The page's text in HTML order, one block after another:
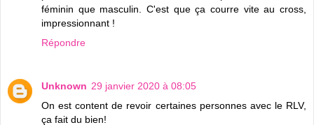
féminin que masculin. C'est que ça courre vite au cross,
impressionnant !
Répondre
Unknown 29 janvier 2020 à 08:05
On est content de revoir certaines personnes avec le RLV,
ça fait du bien!